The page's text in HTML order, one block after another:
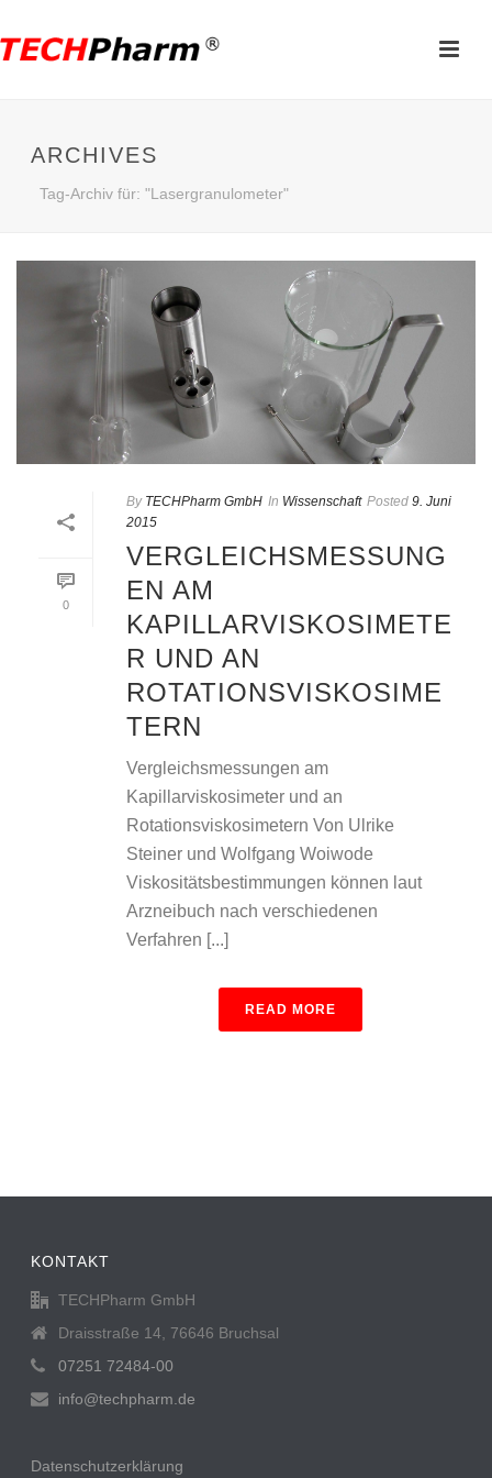
ARCHIVES
Tag-Archiv für: "Lasergranulometer"
0
By TECHPharm GmbH In Wissenschaft Posted 9. Juni
2015
VERGLEICHSMESSUNG
EN AM
KAPILLARVISKOSIMETE
R UND AN
ROTATIONSVISKOSIME
TERN
Vergleichsmessungen am
Kapillarviskosimeter und an
Rotationsviskosimetern Von Ulrike
Steiner und Wolfgang Woiwode
Viskositätsbestimmungen können laut
Arzneibuch nach verschiedenen
Verfahren [...]
READ MORE
KONTAKT
TECHPharm GmbH
Draisstraße 14, 76646 Bruchsal
07251 72484-00
info@techpharm.de
Datenschutzerklärung